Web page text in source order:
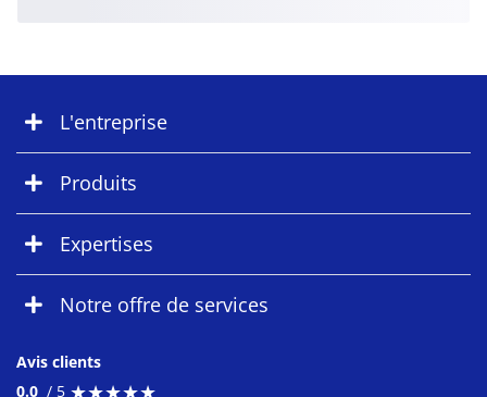
L'entreprise
Produits
Expertises
Notre offre de services
Avis clients
0.0 / 5 ★★★★★
★★★★★